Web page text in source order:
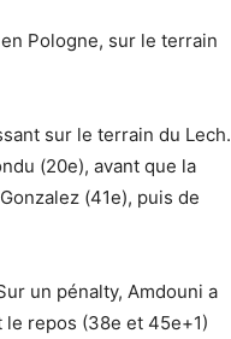
Pologne, sur le terrain
sur le terrain du Lech.
(20e), avant que la
(41e), puis de
un pénalty, Amdouni a
le repos (38e et 45e+1)